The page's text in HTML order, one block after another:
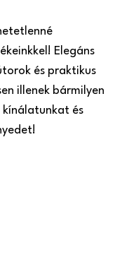
Elegáns
és praktikus
illenek bármilyen
kínálatunkat és